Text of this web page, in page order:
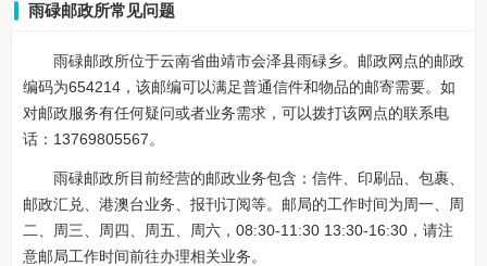
雨碌邮政所常见问题
雨碌邮政所位于云南省曲靖市会泽县雨碌乡。邮政网点的邮政
编码为654214，该邮编可以满足普通信件和物品的邮寄需要。如
对邮政服务有任何疑问或者业务需求，可以拨打该网点的联系电
话：13769805567。
雨碌邮政所目前经营的邮政业务包含：信件、印刷品、包裹、
邮政汇兑、港澳台业务、报刊订阅等。邮局的工作时间为周一、周
二、周三、周四、周五、周六，08:30-11:30 13:30-16:30，请注
意邮局工作时间前往办理相关业务。